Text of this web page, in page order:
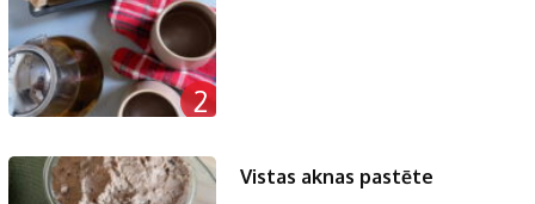
2
Vistas aknas pastēte